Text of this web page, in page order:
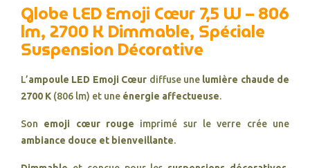
Globe LED Emoji Cœur 7,5 W – 806
lm, 2700 K Dimmable, Spéciale
Suspension Décorative
L’ampoule LED Emoji Cœur diffuse une lumière chaude de
2700 K (806 lm) et une énergie affectueuse.
Son emoji cœur rouge imprimé sur le verre crée une
ambiance douce et bienveillante.